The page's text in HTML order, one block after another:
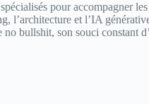
pour accompagner
l’architecture et l’IA
bullshit, son souci constant